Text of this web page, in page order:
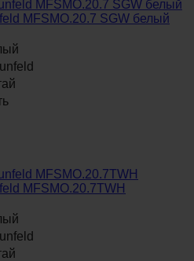
MFSMO.20.7 SGW белый
MFSMO.20.7TWH